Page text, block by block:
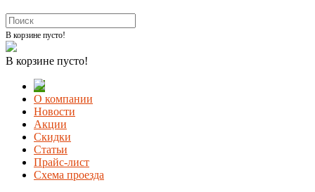
В корзине пусто!
В корзине пусто!
О компании
Новости
Акции
Скидки
Статьи
Прайс-лист
Схема проезда